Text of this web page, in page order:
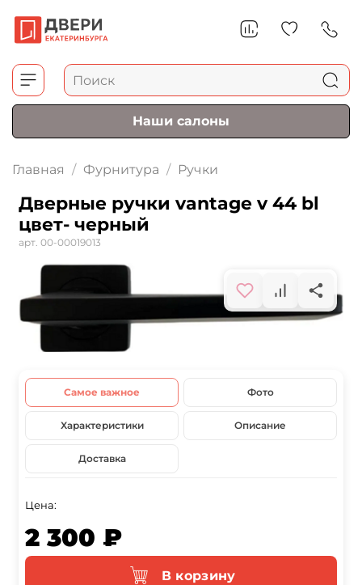
Наши салоны
Главная Фурнитура Ручки
Дверные ручки vantage v 44 bl
цвет- черный
арт. 00-00019013
Самое важное Фото
Характеристики Описание
Доставка
Цена:
2 300 ₽
В корзину